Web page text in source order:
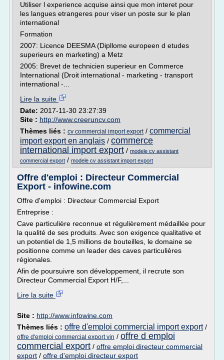
Utiliser l experience acquise ainsi que mon interet pour
les langues etrangeres pour viser un poste sur le plan
international
Formation
2007: Licence DEESMA (Dipllome europeen d etudes
superieurs en marketing) a Metz
2005: Brevet de technicien superieur en Commerce
International (Droit international - marketing - transport
international -...
Lire la suite
Date: 2017-11-30 23:27:39
Site : http://www.creeruncv.com
Thèmes liés : cv commercial import export/ commercial
import export en anglais / commerce
international import export / modele cv assistant
commercial export / modele cv assistant import export
Offre d'emploi : Directeur Commercial
Export - infowine.com
Offre d'emploi : Directeur Commercial Export
Entreprise :
Cave particulière reconnue et régulièrement médaillée pour
la qualité de ses produits. Avec son exigence qualitative et
un potentiel de 1,5 millions de bouteilles, le domaine se
positionne comme un leader des caves particulières
régionales.
Afin de poursuivre son développement, il recrute son
Directeur Commercial Export H/F,...
Lire la suite
Site : http://www.infowine.com
Thèmes liés : offre d'emploi commercial import export/
offre d'emploi commercial export vin / offre d emploi
commercial export / offre emploi directeur commercial
export / offre d'emploi directeur export